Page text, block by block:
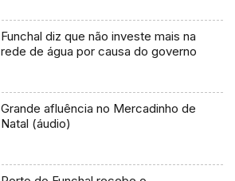
Funchal diz que não investe mais na
rede de água por causa do governo
Grande afluência no Mercadinho de
Natal (áudio)